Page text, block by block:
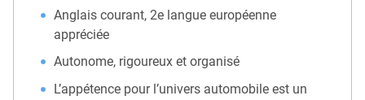
Anglais courant, 2e langue européenne
appréciée
Autonome, rigoureux et organisé
L’appétence pour l’univers automobile est un